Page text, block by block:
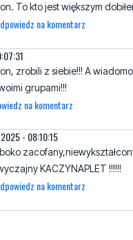
To kto jest większym
na komentarz
zrobili z siebie!!! A
grupami!!!
na komentarz
- 08:10:15
KACZYNAPLET !!!!!!
na komentarz